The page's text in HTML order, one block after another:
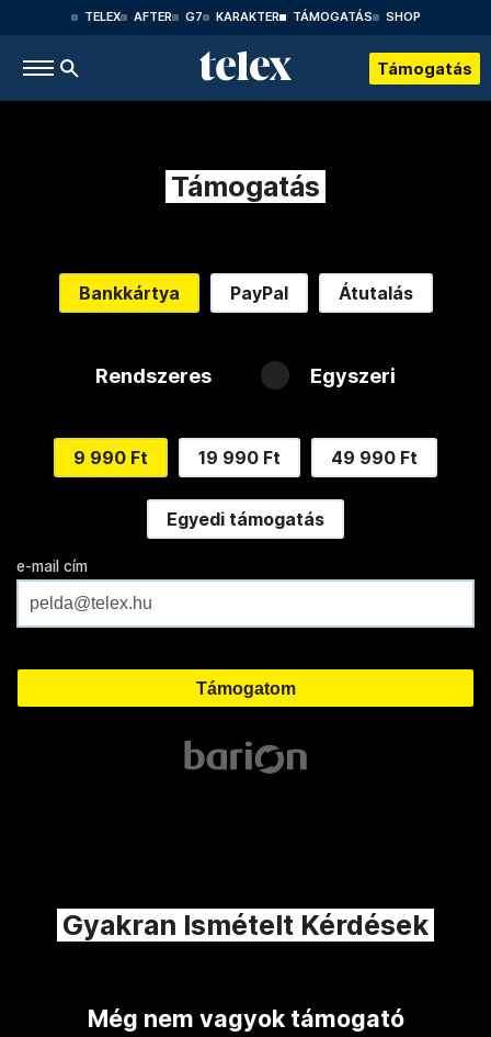
TELEX AFTER G7 KARAKTER TÁMOGATÁS SHOP
Támogatás
Támogatás
Bankkártya PayPal Átutalás
Rendszeres Egyszeri
9 990 Ft 19 990 Ft 49 990 Ft
Egyedi támogatás
e-mail cím
Gyakran Ismételt Kérdések
Még nem vagyok támogató